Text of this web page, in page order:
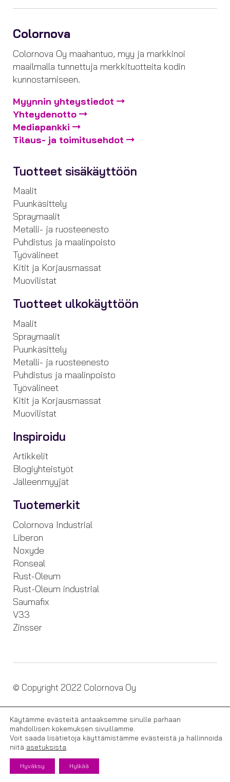
Colornova
Colornova Oy maahantuo, myy ja markkinoi
maailmalla tunnettuja merkkituotteita kodin
kunnostamiseen.
Myynnin yhteystiedot
Yhteydenotto
Mediapankki
Tilaus- ja toimitusehdot
Tuotteet sisäkäyttöön
Maalit
Puunkäsittely
Spraymaalit
Metalli- ja ruosteenesto
Puhdistus ja maalinpoisto
Työvälineet
Kitit ja Korjausmassat
Muovilistat
Tuotteet ulkokäyttöön
Maalit
Spraymaalit
Puunkäsittely
Metalli- ja ruosteenesto
Puhdistus ja maalinpoisto
Työvälineet
Kitit ja Korjausmassat
Muovilistat
Inspiroidu
Artikkelit
Blogiyhteistyöt
Jälleenmyyjät
Tuotemerkit
Colornova Industrial
Liberon
Noxyde
Ronseal
Rust-Oleum
Rust-Oleum industrial
Saumafix
V33
Zinsser
© Copyright 2022 Colornova Oy
Evästehyväksyntä
Käytämme evästeitä antaaksemme sinulle parhaan
mahdollisen kokemuksen sivuillamme.
Voit saada lisätietoja käyttämistämme evästeistä ja hallinnoida
niitä asetuksista.
Hyväksy Hylkää